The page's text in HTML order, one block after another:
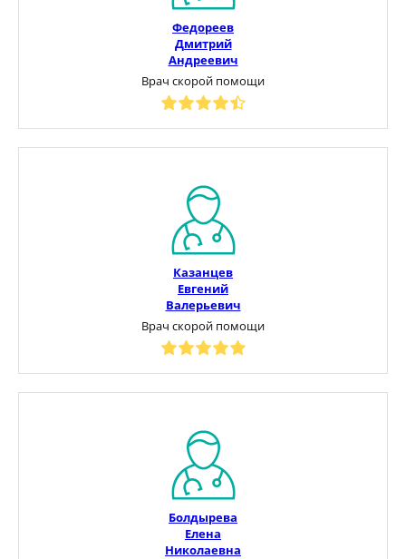
Федореев
Дмитрий
Андреевич
Врач скорой помощи
Казанцев
Евгений
Валерьевич
Врач скорой помощи
Болдырева
Елена
Николаевна